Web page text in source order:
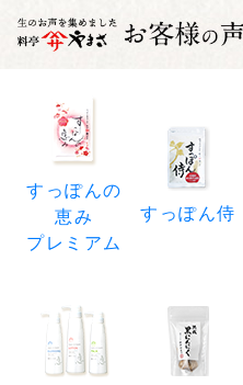
すっぽんの
恵み
プレミアム
すっぽん侍